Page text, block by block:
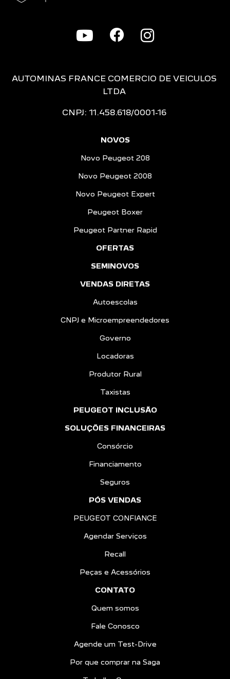
AUTOMINAS FRANCE COMERCIO DE VEICULOS
LTDA
CNPJ: 11.458.618/0001-16
NOVOS
Novo Peugeot 208
Novo Peugeot 2008
Novo Peugeot Expert
Peugeot Boxer
Peugeot Partner Rapid
OFERTAS
SEMINOVOS
VENDAS DIRETAS
Autoescolas
CNPJ e Microempreendedores
Governo
Locadoras
Produtor Rural
Taxistas
PEUGEOT INCLUSÃO
SOLUÇÕES FINANCEIRAS
Consórcio
Financiamento
Seguros
PÓS VENDAS
PEUGEOT CONFIANCE
Agendar Serviços
Recall
Peças e Acessórios
CONTATO
Quem somos
Fale Conosco
Agende um Test-Drive
Por que comprar na Saga